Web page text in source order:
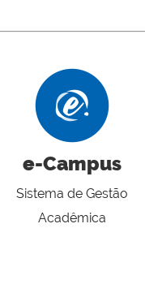
e-Campus
Sistema de Gestão
Acadêmica